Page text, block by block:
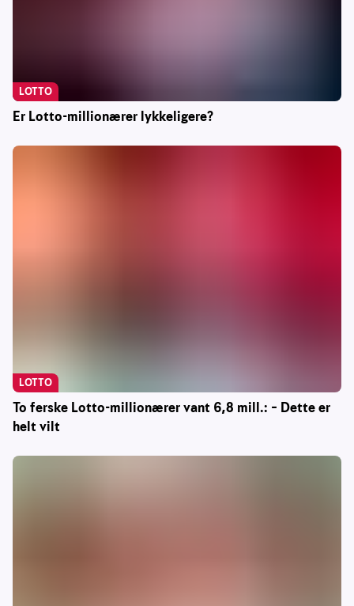
Er Lotto-millionærer lykkeligere?
LOTTO
To ferske Lotto-millionærer vant 6,8 mill.: – Dette er
helt vilt
LOTTO